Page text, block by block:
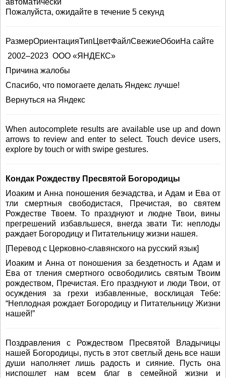
автоматически
Пожалуйста, ожидайте в течение 5 секунд
РазмерОриентацияТипЦветФайлСвежиеОбоиНа сайте
2002–2023 ООО «ЯНДЕКС»
Причина жалобы
Спасибо, что помогаете делать Яндекс лучше!
Вернуться на Яндекс
When autocomplete results are available use up and down
arrows to review and enter to select. Touch device users,
explore by touch or with swipe gestures.
Кондак Рождеству Пресвятой Богородицы
Иоаким и Анна поношения безчадства, и Адам и Ева от
тли смертныя свободистася, Пречистая, во святем
Рождестве Твоем. То празднуют и людне Твои, вины
прегрешений избавльшеся, внегда звати Ти: неплоды
раждает Богородицу и Питательницу жизни нашея.
[Перевод с Церковно-славянского на русский язык]
Иоаким и Анна от поношения за бездетность и Адам и
Ева от тления смертного освободились святым Твоим
рождеством, Пречистая. Его празднуют и люди Твои, от
осуждения за грехи избавленные, восклицая Тебе:
“Неплодная рождает Богородицу и Питательницу Жизни
нашей!”
Поздравления с Рождеством Пресвятой Владычицы
нашей Богородицы, пусть в этот светлый день все наши
души наполняет лишь радость и сияние. Пусть она
ниспошлет нам всем благ в семейной жизни и